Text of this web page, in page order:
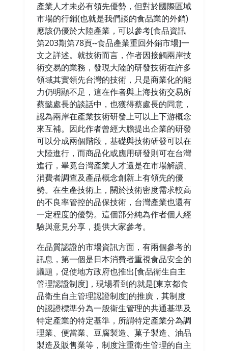
產業人才未必有領先優勢，但對於國際區域
市場的行銷(也就是我們談的食品業的外銷)
應該仍優於大陸產業，可以參考[食品資訊
第203期第78頁--食品產業重回外銷市場]一
文之詳述。就技術而言，作者因接觸兩岸技
術交易的業務，發現大陸的研發技術在許多
領域其實領先台灣的技術，只是商業化的能
力仍明顯不足，這在作者與上海技術交易所
蔡懿處長的談話中，也獲得蔡處長的同意，
認為兩岸在產業技術研發上可以上下游概念
來互補。因此作者曾經大膽提出企業的研發
可以分成兩個階段，基礎與技術研發可以在
大陸進行，而商品化或應用研發則可在台灣
進行，畢竟台灣產業人才還是在市場解讀、
消費者調查及產品概念創新上有領先的優
勢。在生產技術上，關於技術密度需求較高
的不良率管控的品保技術，台灣產業也還有
一定程度的優勢。這個部分純為作者個人經
驗與意見分享，提供大家參考。
在品質認證的市場資訊方面，有兩個參考的
訊息，第一個是日本消費者重視食品安全的
議題，促使地方政府也推出[食品衛生自主
管理認證制度]，現場看到的就是[東京都食
品衛生自主管理認證制度]的推廣，其制度
的認證標準分為一般衛生管理的共通基準及
特定產業的特定基準，所謂特定產業分為調
理業、便當業、豆腐製造、菓子製造、油品
製造及販售業等，制度注重衛生管理的自主